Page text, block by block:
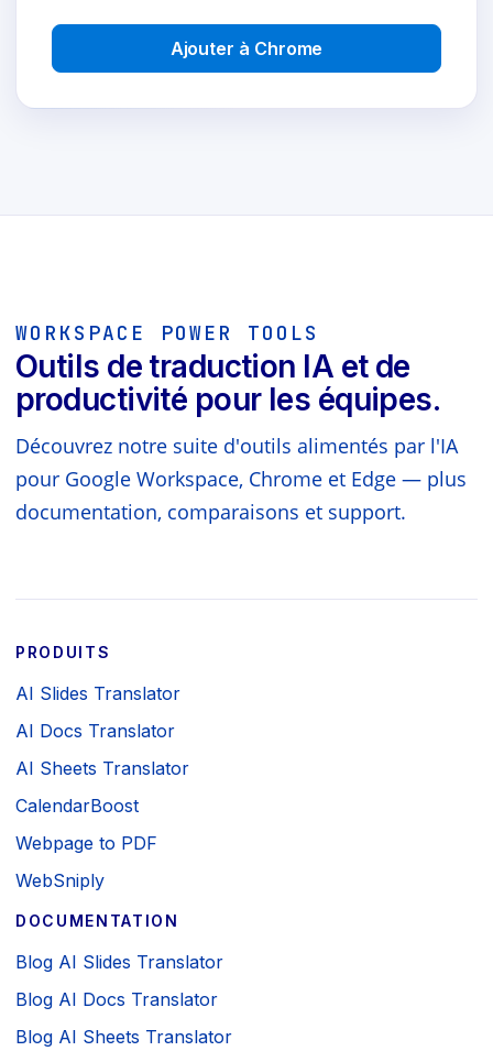
Ajouter à Chrome
WORKSPACE POWER TOOLS
Outils de traduction IA et de
productivité pour les équipes.
Découvrez notre suite d'outils alimentés par l'IA
pour Google Workspace, Chrome et Edge — plus
documentation, comparaisons et support.
PRODUITS
AI Slides Translator
AI Docs Translator
AI Sheets Translator
CalendarBoost
Webpage to PDF
WebSniply
DOCUMENTATION
Blog AI Slides Translator
Blog AI Docs Translator
Blog AI Sheets Translator